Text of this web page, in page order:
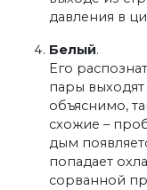
давления в
Белый.
Его
пары
объяснимо,
схожие –
дым
попадает
сорванной